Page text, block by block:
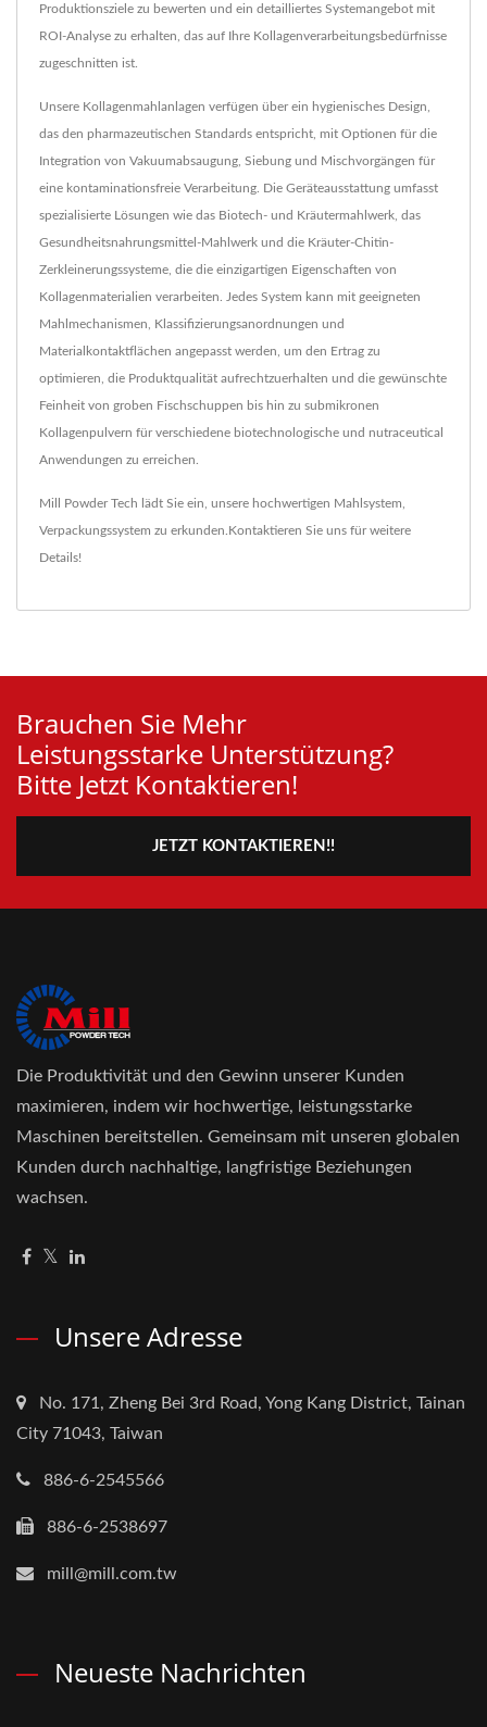
Produktionsziele zu bewerten und ein detailliertes Systemangebot mit
ROI-Analyse zu erhalten, das auf Ihre Kollagenverarbeitungsbedürfnisse
zugeschnitten ist.
Unsere Kollagenmahlanlagen verfügen über ein hygienisches Design,
das den pharmazeutischen Standards entspricht, mit Optionen für die
Integration von Vakuumabsaugung, Siebung und Mischvorgängen für
eine kontaminationsfreie Verarbeitung. Die Geräteausstattung umfasst
spezialisierte Lösungen wie das Biotech- und Kräutermahlwerk, das
Gesundheitsnahrungsmittel-Mahlwerk und die Kräuter-Chitin-
Zerkleinerungssysteme, die die einzigartigen Eigenschaften von
Kollagenmaterialien verarbeiten. Jedes System kann mit geeigneten
Mahlmechanismen, Klassifizierungsanordnungen und
Materialkontaktflächen angepasst werden, um den Ertrag zu
optimieren, die Produktqualität aufrechtzuerhalten und die gewünschte
Feinheit von groben Fischschuppen bis hin zu submikronen
Kollagenpulvern für verschiedene biotechnologische und nutraceutical
Anwendungen zu erreichen.
Mill Powder Tech lädt Sie ein, unsere hochwertigen Mahlsystem
Verpackungssystem zu erkunden. Kontaktieren Sie uns für weitere
Details!
Brauchen Sie Mehr
Leistungsstarke Unterstützung?
Bitte Jetzt Kontaktieren!
JETZT KONTAKTIEREN!!
Die Produktivität und den Gewinn unserer Kunden
maximieren, indem wir hochwertige, leistungsstarke
Maschinen bereitstellen. Gemeinsam mit unseren globalen
Kunden durch nachhaltige, langfristige Beziehungen
wachsen.
Unsere Adresse
No. 171, Zheng Bei 3rd Road, Yong Kang District, Tainan
City 71043, Taiwan
886-6-2545566
886-6-2538697
mill@mill.com.tw
Neueste Nachrichten